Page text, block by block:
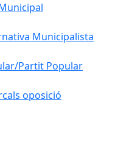
Municipalista
Partit Popular
oposició